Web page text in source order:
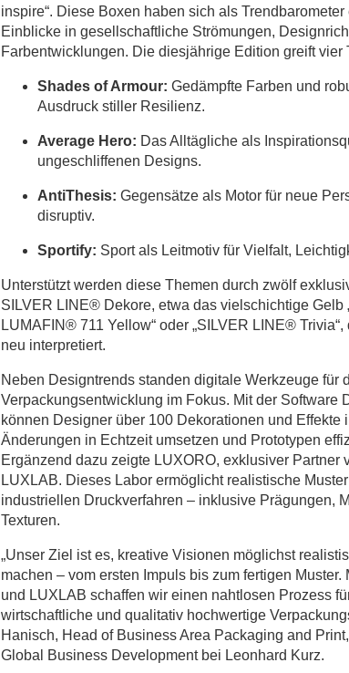
inspire“. Diese Boxen haben sich als
Einblicke in gesellschaftliche Strömungen,
Farbentwicklungen. Die diesjährige Edition greift vier
Shades of Armour: Gedämpfte Farben und
Ausdruck stiller Resilienz.
Average Hero: Das Alltägliche als
ungeschliffenen Designs.
AntiThesis: Gegensätze als Motor für neue
disruptiv.
Sportify: Sport als Leitmotiv für Vielfalt,
Unterstützt werden diese Themen durch zwölf
SILVER LINE® Dekore, etwa das vielschichtige Gelb
LUMAFIN® 711 Yellow“ oder „SILVER LINE®
neu interpretiert.
Neben Designtrends standen digitale Werkzeuge für
Verpackungsentwicklung im Fokus. Mit der Software
können Designer über 100 Dekorationen und Effekte
Änderungen in Echtzeit umsetzen und Prototypen
Ergänzend dazu zeigte LUXORO, exklusiver Partner
LUXLAB. Dieses Labor ermöglicht realistische
industriellen Druckverfahren – inklusive Prägungen,
Texturen.
„Unser Ziel ist es, kreative Visionen möglichst
machen – vom ersten Impuls bis zum fertigen
und LUXLAB schaffen wir einen nahtlosen Prozess
wirtschaftliche und qualitativ hochwertige
Hanisch, Head of Business Area Packaging and
Global Business Development bei Leonhard Kurz.